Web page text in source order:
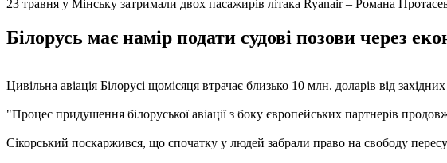
23 травня у Мінську затримали двох пасажирів літака Ryanair – Романа
Білорусь має намір подати судові позови через
Цивільна авіація Білорусі щомісяця втрачає близько 10 млн. доларів від
"Процес придушення білоруської авіації з боку європейських партнерів
Сікорський поскаржився, що спочатку у людей забрали право на свободу